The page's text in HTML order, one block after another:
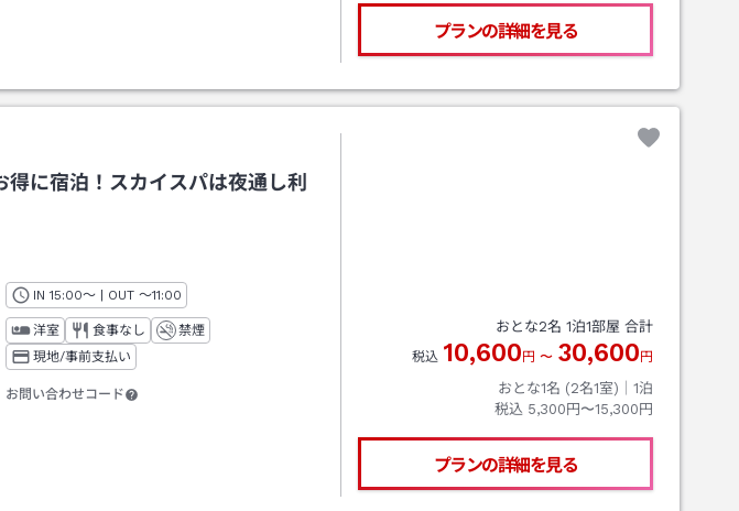
プランの詳細を見る
得に宿泊！スカイスパは夜通し利
IN チェックイン
15:00～ | OUT チェックアウト
～11:00
洋室 食事なし
禁煙
現地/事前支払い
お問い合わせコード
おとな2名 1泊1部屋 合計
税込 10,600円 〜 30,600円
おとな1名 (2名1室)｜ 1泊
税込 5,300円〜15,300円
プランの詳細を見る